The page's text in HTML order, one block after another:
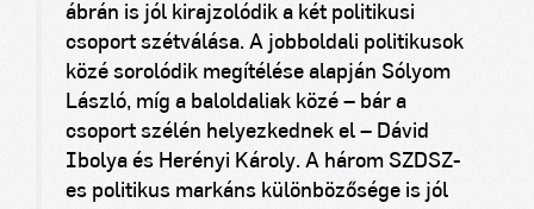
ábrán is jól kirajzolódik a két politikusi
csoport szétválása. A jobboldali politikusok
közé sorolódik megítélése alapján Sólyom
László, míg a baloldaliak közé – bár a
csoport szélén helyezkednek el – Dávid
Ibolya és Herényi Károly. A három SZDSZ-
es politikus markáns különbözősége is jól